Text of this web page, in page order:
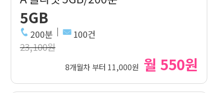
5GB
200분 100건
23,100원
8개월차 부터 11,000원 월 550원